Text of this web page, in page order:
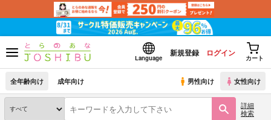
Language
新規登録 ログイン
カート
全年齢向け 成年向け 男性向け 女性向け
詳細
検索